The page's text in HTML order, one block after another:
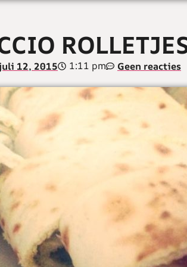
12, 2015 1:11 pm Geen reacties